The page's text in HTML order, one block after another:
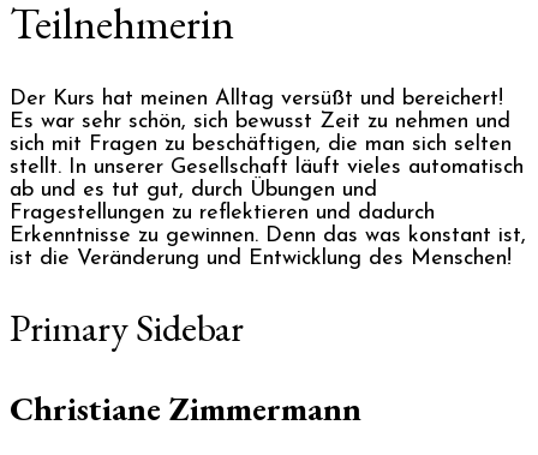
Teilnehmerin
Der Kurs hat meinen Alltag versüßt und bereichert!
Es war sehr schön, sich bewusst Zeit zu nehmen und
sich mit Fragen zu beschäftigen, die man sich selten
stellt. In unserer Gesellschaft läuft vieles automatisch
ab und es tut gut, durch Übungen und
Fragestellungen zu reflektieren und dadurch
Erkenntnisse zu gewinnen. Denn das was konstant ist,
ist die Veränderung und Entwicklung des Menschen!
Primary Sidebar
Christiane Zimmermann